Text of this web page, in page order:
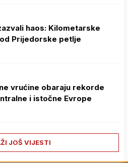
haos: Kilometarske
Prijedorske petlje
vrućine obaraju rekorde
i istočne Evrope
JOŠ VIJESTI